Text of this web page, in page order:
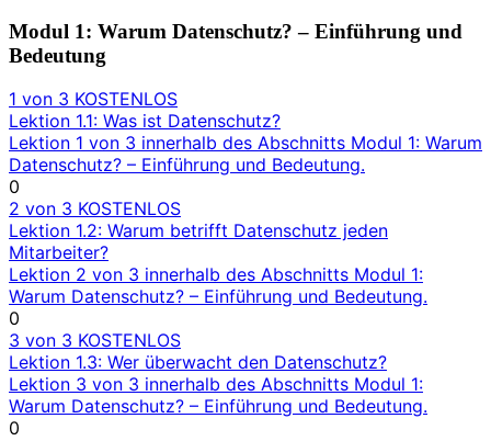
Modul 1: Warum Datenschutz? – Einführung und
Bedeutung
1 von 3 KOSTENLOS
Lektion 1.1: Was ist Datenschutz?
Lektion 1 von 3 innerhalb des Abschnitts Modul 1: Warum
Datenschutz? – Einführung und Bedeutung.
0
2 von 3 KOSTENLOS
Lektion 1.2: Warum betrifft Datenschutz jeden
Mitarbeiter?
Lektion 2 von 3 innerhalb des Abschnitts Modul 1:
Warum Datenschutz? – Einführung und Bedeutung.
0
3 von 3 KOSTENLOS
Lektion 1.3: Wer überwacht den Datenschutz?
Lektion 3 von 3 innerhalb des Abschnitts Modul 1:
Warum Datenschutz? – Einführung und Bedeutung.
0